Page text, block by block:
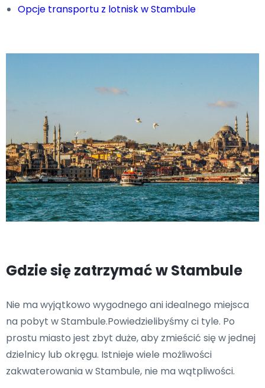
Opcje transportu z lotnisk w Stambule
Gdzie się zatrzymać w Stambule
Nie ma wyjątkowo wygodnego ani idealnego miejsca
na pobyt w Stambule.Powiedzielibyśmy ci tyle. Po
prostu miasto jest zbyt duże, aby zmieścić się w jednej
dzielnicy lub okręgu. Istnieje wiele możliwości
zakwaterowania w Stambule, nie ma wątpliwości.